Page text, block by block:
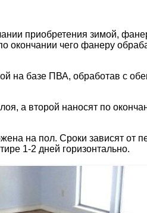
приобретения зимой,
окончании чего фанеру
базе ПВА, обработав с
а второй наносят по
на пол. Сроки зависят
1-2 дней горизонтально.